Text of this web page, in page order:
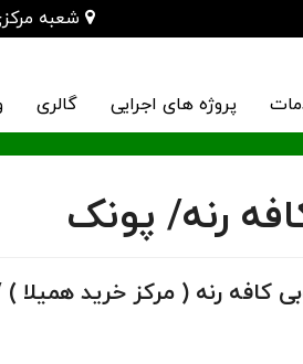
شعبه
پروژه های اجرایی گالری
رنه/ پونک
کافه رنه ( مرکز خرید همیلا ) /